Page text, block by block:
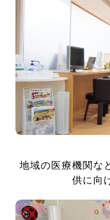
地域の医療機関な
供に向